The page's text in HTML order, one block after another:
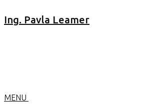
Ing. Pavla Leamer
MENU